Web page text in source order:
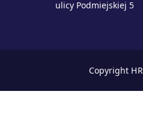
ulicy Podmiejskiej 5
Copyright